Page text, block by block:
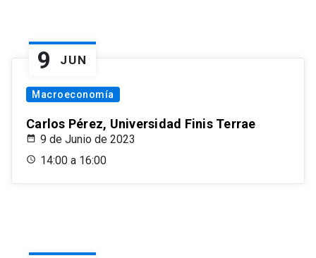
9 JUN
Macroeconomía
Carlos Pérez, Universidad Finis Terrae
9 de Junio de 2023
14:00 a 16:00